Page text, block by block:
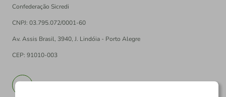
Confederação Sicredi
CNPJ: 03.795.072/0001-60
Av. Assis Brasil, 3940, J. Lindóia - Porto Alegre
CEP: 91010-003
PT